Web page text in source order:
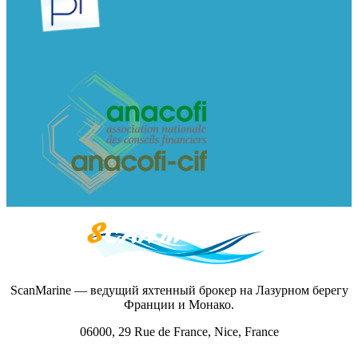
ScanMarine — ведущий яхтенный брокер на Лазурном берегу
Франции и Монако.
06000, 29 Rue de France, Nice, France